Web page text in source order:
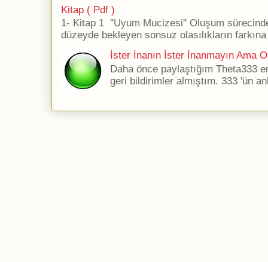
Kitap ( Pdf )
1- Kitap 1 ''Uyum Mucizesi'' Oluşum
düzeyde bekleyen sonsuz olasılıkların
İster İnanın İster İnanmayın Ama
Daha önce paylaştığım Theta333
geri bildirimler almıştım. 333 'ün